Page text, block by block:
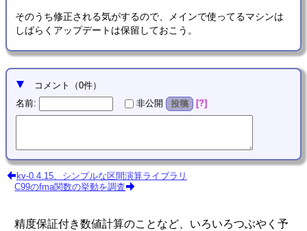
そのうち修正される気がするので、メインで使ってるマシンは
しばらくアップデートは保留しておこう。
コメント （0件）
名前: 非公開 投稿 ?
kv-0.4.15、シンプルな区間演算ライブラリ
C99のfma関数の挙動を調査
精度保証付き数値計算のことなど、いろいろつぶやく予